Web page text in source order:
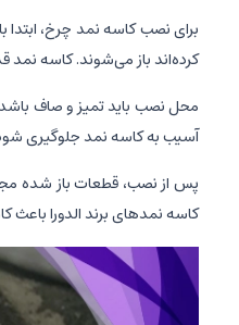
برای نصب کاسه نمد چرخ،
کرده‌اند باز می‌شوند. کاسه نمد
محل نصب باید تمیز و صاف باشد
آسیب به کاسه نمد جلوگیری
پس از نصب، قطعات باز شده
کاسه نمدهای برند الدورا